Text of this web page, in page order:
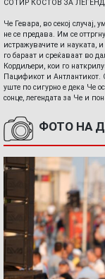
СОТИР КОСТОВ ЗА
Че Гевара, во секој случај,
не се предава. Им се
истражувачите и науката,
го бараат и среќаваат во
Кордиљери, кои го
Пацификот и Антлантикот.
уште по сигурно е дека Че
сонце, легендата за Че и
ФОТО НА